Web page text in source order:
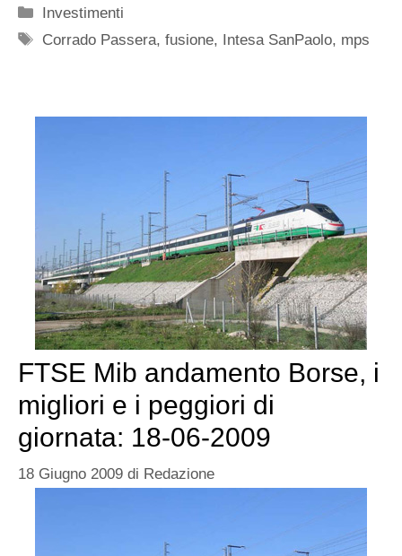
Categorie
Investimenti
Tag
Corrado Passera,fusione, Intesa SanPaolo, mps
FTSE Mib andamento Borse, i
migliori e i peggiori di
giornata: 18-06-2009
18 Giugno 2009 di Redazione